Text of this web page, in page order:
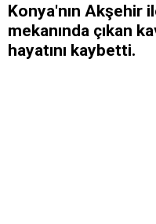
Konya'nın Akşehir
mekanında çıkan
hayatını kaybetti.